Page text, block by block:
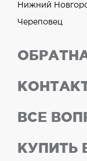
Нижний
Череповец
ВСЕ
КУПИТЬ